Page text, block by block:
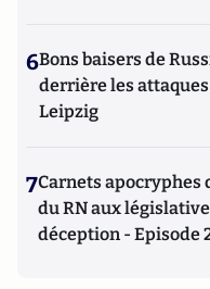
6Bons baisers de
derrière les
Leipzig
7Carnets apocryphes
du RN aux
déception - Episode